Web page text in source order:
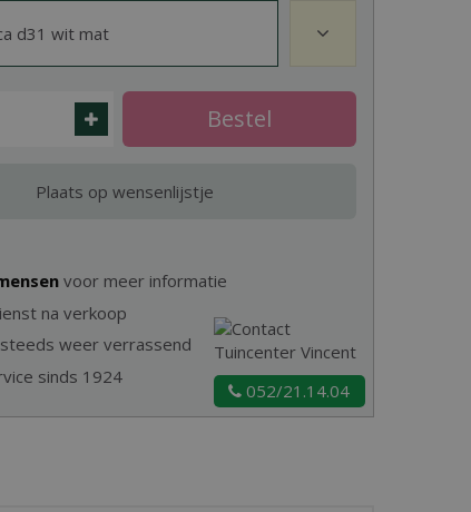
d31 wit mat
voor meer informatie
na verkoop
weer verrassend
sinds 1924
052/21.14.04